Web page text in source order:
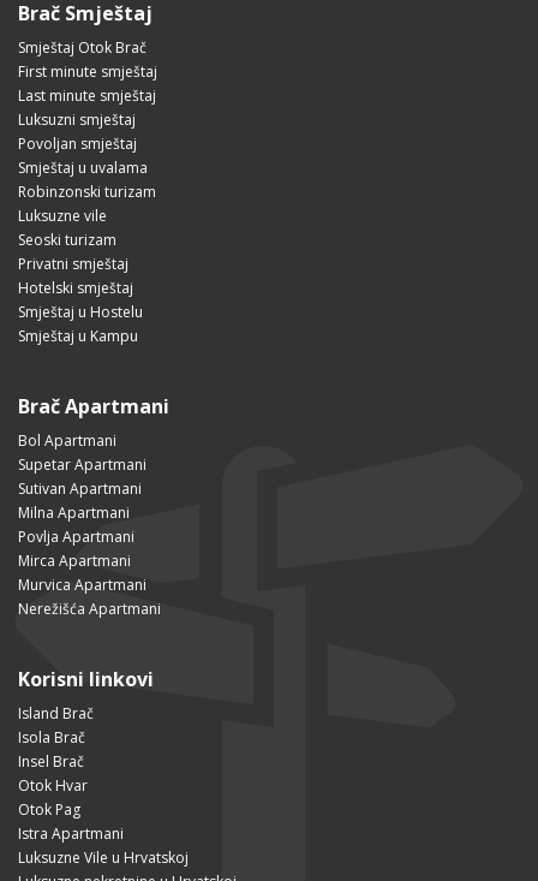
Brač Smještaj
Smještaj Otok Brač
First minute smještaj
Last minute smještaj
Luksuzni smještaj
Povoljan smještaj
Smještaj u uvalama
Robinzonski turizam
Luksuzne vile
Seoski turizam
Privatni smještaj
Hotelski smještaj
Smještaj u Hostelu
Smještaj u Kampu
Brač Apartmani
Bol Apartmani
Supetar Apartmani
Sutivan Apartmani
Milna Apartmani
Povlja Apartmani
Mirca Apartmani
Murvica Apartmani
Nerežišća Apartmani
Korisni linkovi
Island Brač
Isola Brač
Insel Brač
Otok Hvar
Otok Pag
Istra Apartmani
Luksuzne Vile u Hrvatskoj